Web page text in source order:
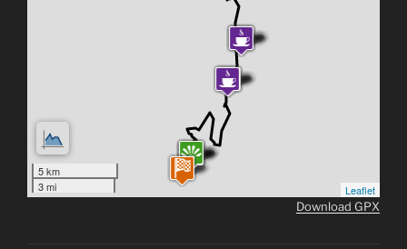
5 km
3 mi
Leaflet
Download GPX